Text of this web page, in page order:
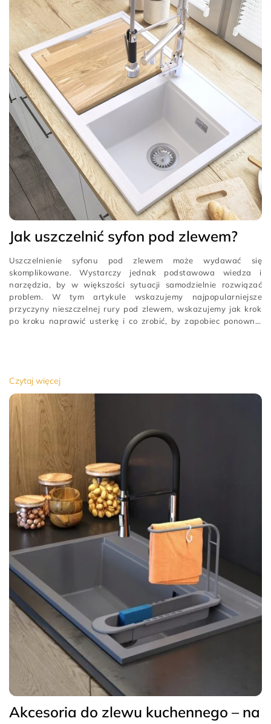
Jak uszczelnić syfon pod zlewem?
Uszczelnienie syfonu pod zlewem może wydawać się
skomplikowane. Wystarczy jednak podstawowa wiedza i
narzędzia, by w większości sytuacji samodzielnie rozwiązać
problem. W tym artykule wskazujemy najpopularniejsze
przyczyny nieszczelnej rury pod zlewem, wskazujemy jak krok
po kroku naprawić usterkę i co zrobić, by zapobiec ponownej
Czytaj więcej
Akcesoria do zlewu kuchennego – na